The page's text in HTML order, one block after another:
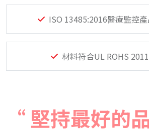
ISO 13485:2016醫療監控
材料符合UL ROHS
“ 堅持最好的